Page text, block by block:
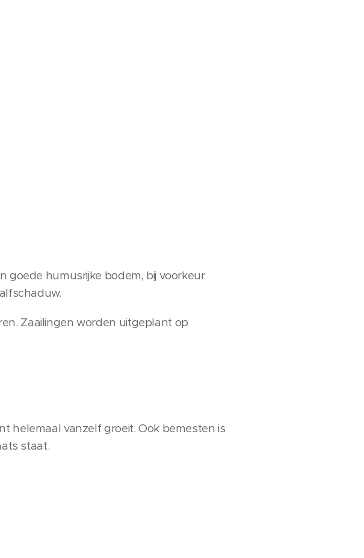
goede humusrijke bodem, bij voorkeur
Zaailingen worden uitgeplant op
helemaal vanzelf groeit. Ook bemesten is
staat.